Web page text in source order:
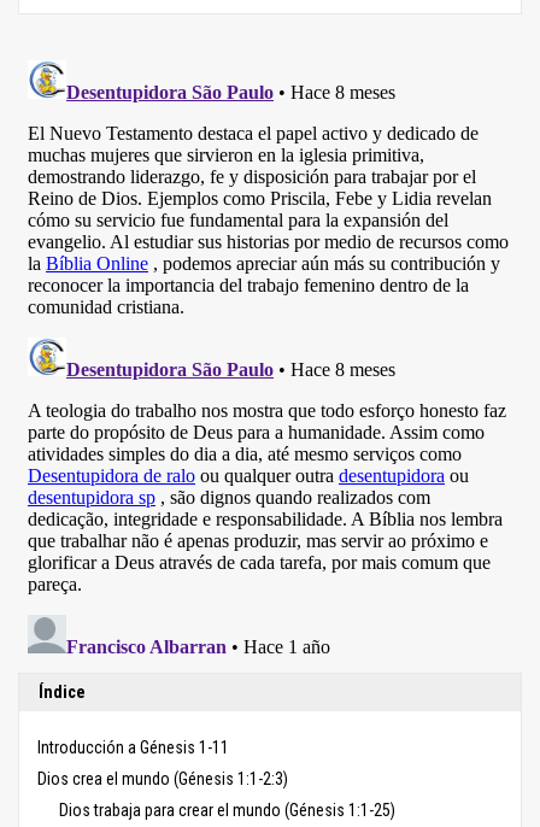
Índice
Introducción a Génesis 1-11
Dios crea el mundo (Génesis 1:1-2:3)
Dios trabaja para crear el mundo (Génesis 1:1-25)